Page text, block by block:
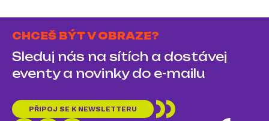
CHCEŠ BÝT V OBRAZE?
Sleduj nás na sítích a dostávej
eventy a novinky do e-mailu
PŘIPOJ SE K NEWSLETTERU